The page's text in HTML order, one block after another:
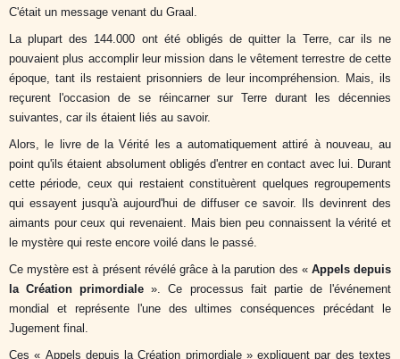
C'était un message venant du Graal.
La plupart des 144.000 ont été obligés de quitter la Terre, car ils ne
pouvaient plus accomplir leur mission dans le vêtement terrestre de cette
époque, tant ils restaient prisonniers de leur incompréhension. Mais, ils
reçurent l'occasion de se réincarner sur Terre durant les décennies
suivantes, car ils étaient liés au savoir.
Alors, le livre de la Vérité les a automatiquement attiré à nouveau, au
point qu'ils étaient absolument obligés d'entrer en contact avec lui. Durant
cette période, ceux qui restaient constituèrent quelques regroupements
qui essayent jusqu'à aujourd'hui de diffuser ce savoir. Ils devinrent des
aimants pour ceux qui revenaient. Mais bien peu connaissent la vérité et
le mystère qui reste encore voilé dans le passé.
Ce mystère est à présent révélé grâce à la parution des « Appels depuis
la Création primordiale». Ce processus fait partie de l'événement
mondial et représente l'une des ultimes conséquences précédant le
Jugement final.
Ces « Appels depuis la Création primordiale » expliquent par des textes